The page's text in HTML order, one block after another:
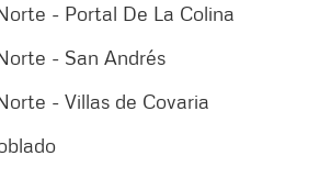
- Portal De La Colina
- San Andrés
- Villas de Covaria